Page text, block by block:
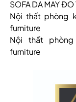
SOFA DA MAY
Nội thất phòng
furniture
Nội thất
furniture